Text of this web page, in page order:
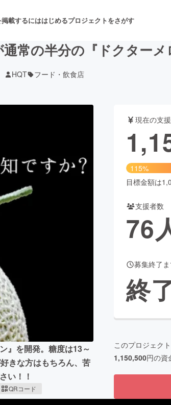
載するにははじめるプロジェクトをさがす
舞台・パフォーマンス
ビューティー・ヘルスケア
for Social Good
ふるさと納税
常の半分の『ドクター
HQT フード・飲食店
』を開発。糖度は13～
きな方はもちろん、苦
い！！
QRコード
現在の支
115%
目標金額は
支援者数
76
募集終了
終
このプロジェクト
1,150,500円の資